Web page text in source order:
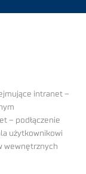
intranet –
– podłączenie
użytkownikowi
wewnętrznych